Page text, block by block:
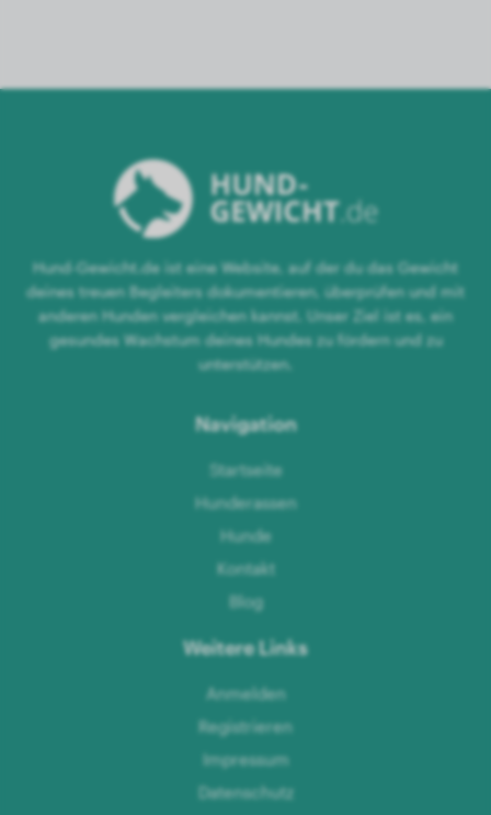
Hund-Gewicht.de ist eine Website, auf der du das Gewicht
deines treuen Begleiters dokumentieren, überprüfen und mit
anderen Hunden vergleichen kannst. Unser Ziel ist es, ein
gesundes Wachstum deines Hundes zu fördern und zu
unterstützen.
Navigation
Startseite
Hunderassen
Hunde
Kontakt
Blog
Weitere Links
Anmelden
Registrieren
Impressum
Datenschutz